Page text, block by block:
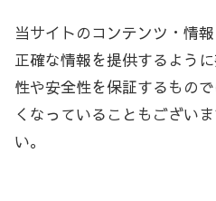
当サイトのコンテンツ・情
正確な情報を提供するよう
性や安全性を保証するもの
くなっていることもござい
い。